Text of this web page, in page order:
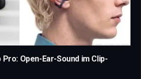
Open-Ear-Sound im Clip-